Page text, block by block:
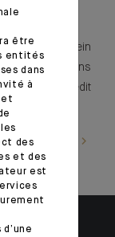
pays.
histoire au sein
implantations
groupe Crédit
En savoir plus
être
entités
dans
à
et
des
et des
est